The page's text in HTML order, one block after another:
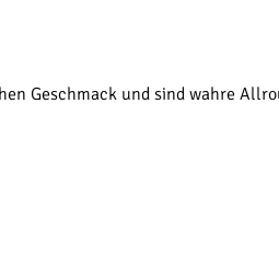
Geschmack und sind wahre